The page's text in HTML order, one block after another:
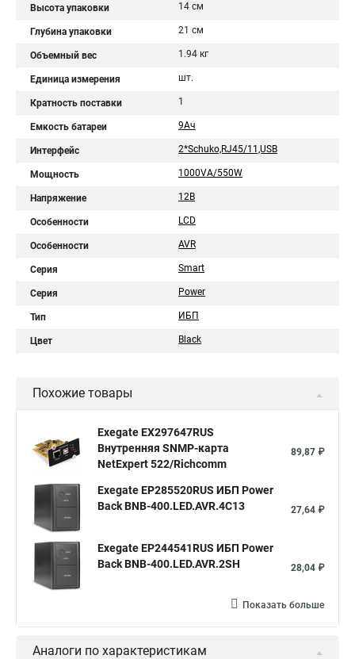
Высота упаковки 14 см
Глубина упаковки 21 см
Объемный вес 1.94 кг
Единица измерения шт.
Кратность поставки 1
Емкость батареи 9Aч
Интерфейс 2*Schuko,RJ45/11,USB
Мощность 1000VA/550W
Напряжение 12В
Особенности LCD
Особенности AVR
Серия Smart
Серия Power
Тип ИБП
Цвет Black
Похожие товары
Exegate EX297647RUS
Внутренняя SNMP-карта
NetExpert 522/Richcomm
89,87 ₽
Exegate EP285520RUS ИБП Power
Back BNB-400.LED.AVR.4C13
27,64 ₽
Exegate EP244541RUS ИБП Power
Back BNB-400.LED.AVR.2SH
28,04 ₽
Показать больше
Аналоги по характеристикам